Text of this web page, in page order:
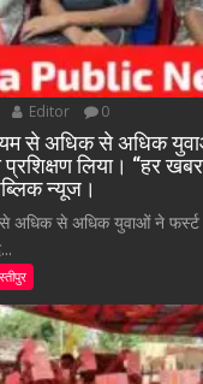
Editor 0
से अधिक से अधिक
लिया। “हर
न्यूज।
से अधिक से अधिक युवाओं ने फर्स्ट